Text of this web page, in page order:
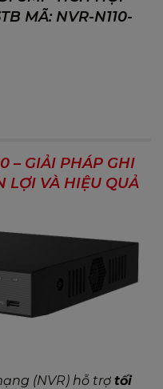
MÃ: NVR-N110-
– GIẢI PHÁP GHI
LỢI VÀ HIỆU QUẢ
(NVR) hỗ trợ tối